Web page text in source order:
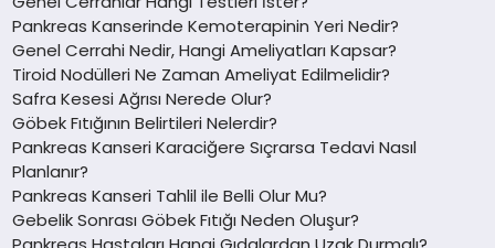
Pankreas Kanserinde Kemoterapinin Yeri Nedir?
Genel Cerrahi Nedir, Hangi Ameliyatları Kapsar?
Tiroid Nodülleri Ne Zaman Ameliyat Edilmelidir?
Safra Kesesi Ağrısı Nerede Olur?
Göbek Fıtığının Belirtileri Nelerdir?
Pankreas Kanseri Karaciğere Sıçrarsa Tedavi Nasıl
Planlanır?
Pankreas Kanseri Tahlil ile Belli Olur Mu?
Gebelik Sonrası Göbek Fıtığı Neden Oluşur?